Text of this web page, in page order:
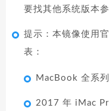
要找其他系统版本参
提示：本镜像使用
表：
MacBook 全系列
2017 年 iMac